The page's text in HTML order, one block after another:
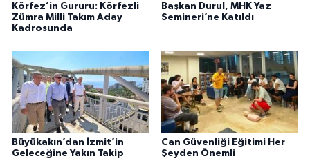
Körfez’in Gururu: Körfezli
Zümra Milli Takım Aday
Kadrosunda
Başkan Durul, MHK Yaz
Semineri’ne Katıldı
Büyükakın’dan İzmit’in
Geleceğine Yakın Takip
Can Güvenliği Eğitimi Her
Şeyden Önemli